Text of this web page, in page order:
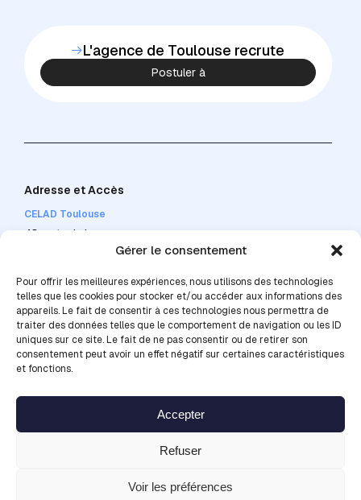
Gérer le consentement
Pour offrir les meilleures expériences, nous utilisons des technologies
telles que les cookies pour stocker et/ou accéder aux informations des
appareils. Le fait de consentir à ces technologies nous permettra de
traiter des données telles que le comportement de navigation ou les ID
uniques sur ce site. Le fait de ne pas consentir ou de retirer son
consentement peut avoir un effet négatif sur certaines caractéristiques
et fonctions.
Accepter
Refuser
Voir les préférences
L'agence de Toulouse recrute
Postuler à
Adresse et Accès
CELAD Toulouse
48 route de Lavaur
contact@celad.com
Métro : A – Station Balma-Gramont